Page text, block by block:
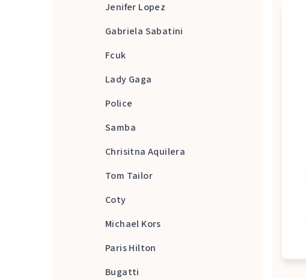
Jenifer Lopez
Gabriela Sabatini
Fcuk
Lady Gaga
Police
Samba
Chrisitna Aquilera
Tom Tailor
Coty
Michael Kors
Paris Hilton
Bugatti